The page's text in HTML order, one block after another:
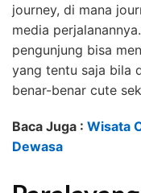
journey, di mana
media
pengunjung bisa
yang tentu saja bila
benar-benar cute
Baca Juga : Wisata
Dewasa